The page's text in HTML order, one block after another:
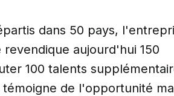
dans 50 pays,
aujourd'hui 150
100 talents
de l'opportunité